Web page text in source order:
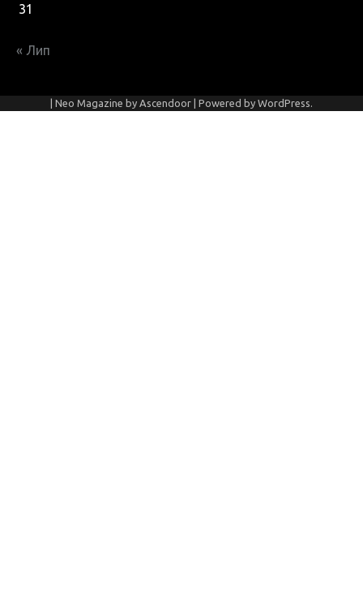
31
« Лип
| Neo Magazine by Ascendoor | Powered by WordPress